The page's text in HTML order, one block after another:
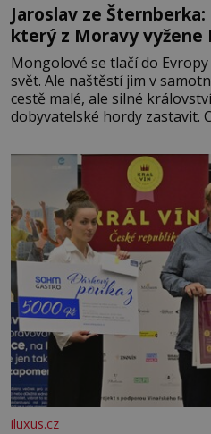
Jaroslav ze
který z Moravy vyžene
Mongolové se tlačí do
svět. Ale naštěstí jim v
cestě malé, ale silné
dobyvatelské hordy zastavit.
král. Nebo že by ne?
podél Kaspického a
iluxus.cz